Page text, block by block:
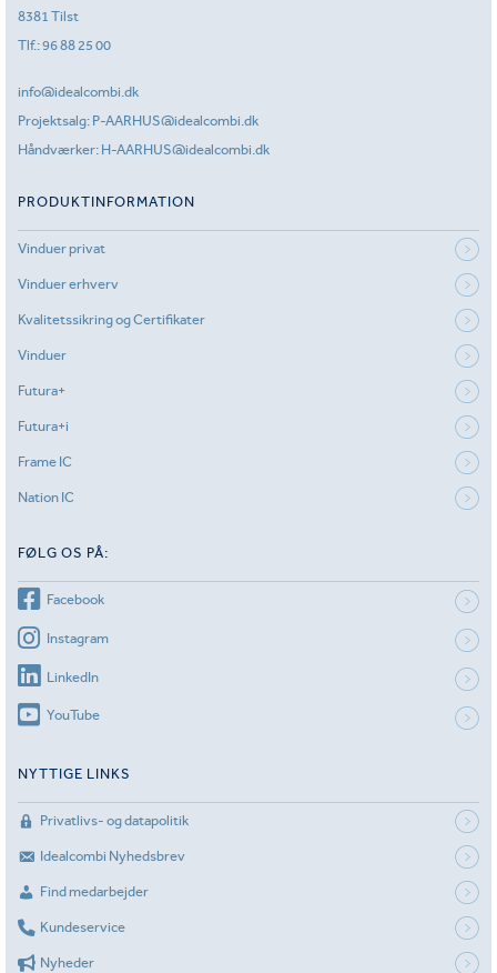
8381 Tilst
Tlf.:96 88 25 00
info@idealcombi.dk
Projektsalg: P-AARHUS@idealcombi.dk
Håndværker: H-AARHUS@idealcombi.dk
PRODUKTINFORMATION
Vinduer privat
Vinduer erhverv
Kvalitetssikring og Certifikater
Vinduer
Futura+
Futura+i
Frame IC
Nation IC
FØLG OS PÅ:
Facebook
Instagram
LinkedIn
YouTube
NYTTIGE LINKS
Privatlivs- og datapolitik
Idealcombi Nyhedsbrev
Find medarbejder
Kundeservice
Nyheder